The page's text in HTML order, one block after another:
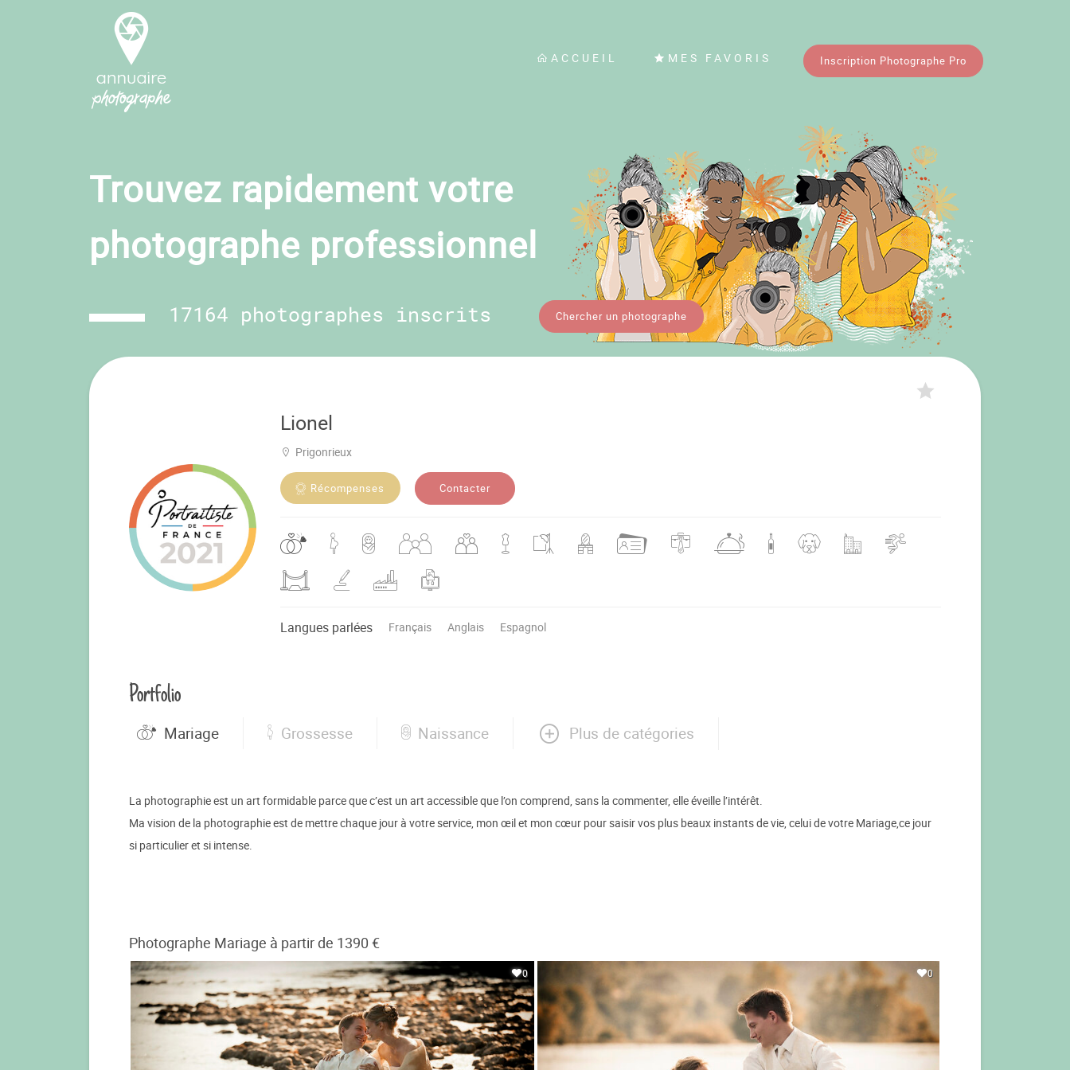
ACCUEIL MES FAVORIS Inscription Photographe Pro
Trouvez rapidement votre
photographe professionnel
17164 photographes inscrits Chercher un photographe
Lionel
Prigonrieux
Récompenses Contacter
Langues parlées Français Anglais Espagnol
Portfolio
Mariage Grossesse Naissance Plus de catégories
La photographie est un art formidable parce que c’est un art accessible que l’on comprend, sans la commenter, elle éveille l’intérêt.
Ma vision de la photographie est de mettre chaque jour à votre service, mon œil et mon cœur pour saisir vos plus beaux instants de vie, celui de votre Mariage,ce jour
si particulier et si intense.
Photographe Mariage à partir de 1390 €
0 0